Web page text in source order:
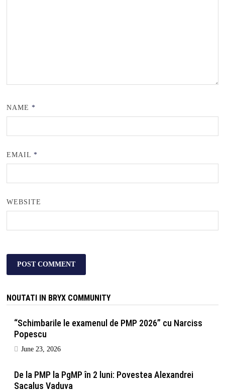
NAME*
EMAIL*
WEBSITE
NOUTATI IN BRYX COMMUNITY
“Schimbarile le examenul de PMP 2026” cu Narciss
Popescu
June 23, 2026
De la PMP la PgMP în 2 luni: Povestea Alexandrei
Sacalus Vaduva